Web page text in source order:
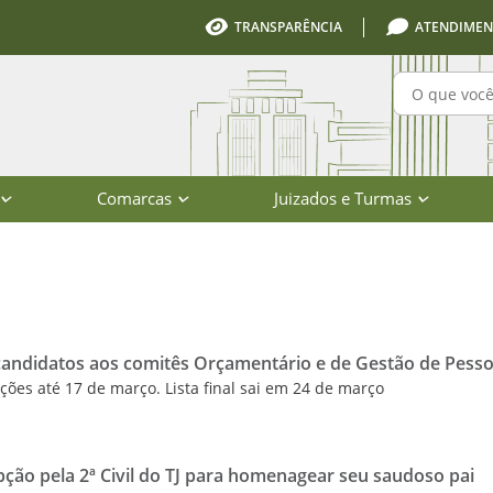
TRANSPARÊNCIA
Comarcas Juizados e Turmas
Santa Catarina
aos comitês Orçamentário e de Gestão de
até 17 de março. Lista final sai em 24 de março
pela 2ª Civil do TJ para homenagear seu saudoso pai